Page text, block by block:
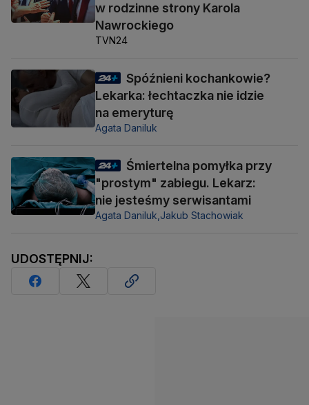
w rodzinne strony Karola
Nawrockiego
TVN24
Spóźnieni kochankowie?
Lekarka: łechtaczka nie idzie
na emeryturę
Agata Daniluk
Śmiertelna pomyłka przy
"prostym" zabiegu. Lekarz:
nie jesteśmy serwisantami
Agata Daniluk, Jakub Stachowiak
UDOSTĘPNIJ: